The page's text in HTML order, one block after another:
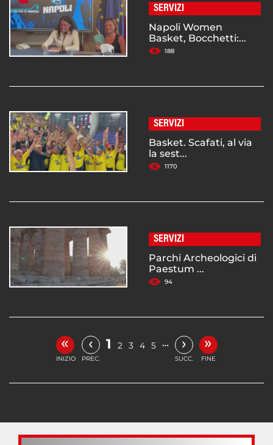
SERVIZI
Napoli Women
Basket, Bocchetti:...
188
SERVIZI
Basket. Scafati, al via
la sest...
1170
SERVIZI
Parchi Archeologici di
Paestum ...
94
«
INIZIO
‹
PREC.
1 2 3 4 5 … ›
SUCC.
»
FINE